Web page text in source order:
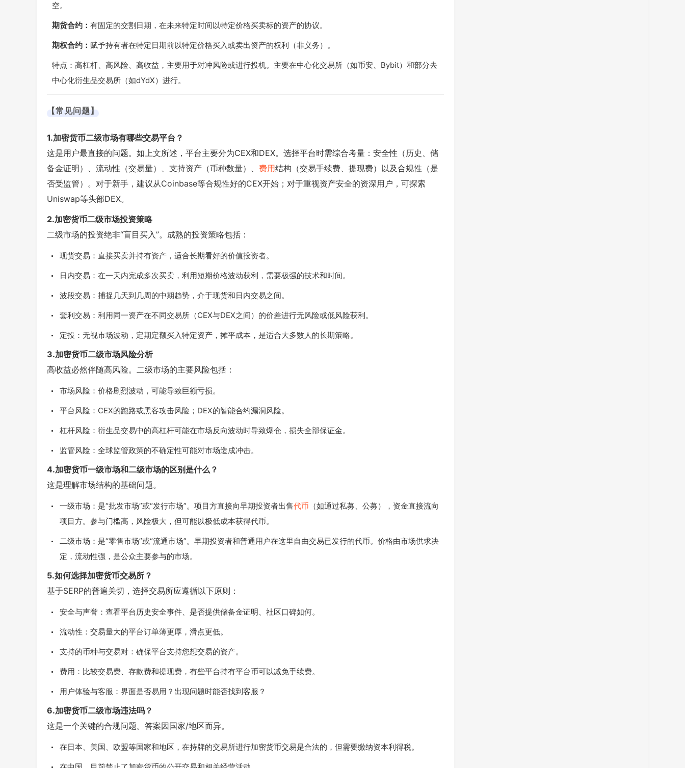
空。
期货合约： 有固定的交割日期，在未来特定时间以特定价格买卖标的资产的协议。
期权合约： 赋予持有者在特定日期前以特定价格买入或卖出资产的权利（非义务）。
特点：高杠杆、高风险、高收益，主要用于对冲风险或进行投机。主要在中心化交易所（如币安、Bybit）和部分去
中心化衍生品交易所（如dYdX）进行。
【常见问题】
1.加密货币二级市场有哪些交易平台？
这是用户最直接的问题。如上文所述，平台主要分为CEX和DEX。选择平台时需综合考量：安全性（历史、储
备金证明）、流动性（交易量）、支持资产（币种数量）、 费用结构（交易手续费、提现费）以及合规性（是
否受监管）。对于新手，建议从Coinbase等合规性好的CEX开始；对于重视资产安全的资深用户，可探索
Uniswap等头部DEX。
2.加密货币二级市场投资策略
二级市场的投资绝非“盲目买入”。成熟的投资策略包括：
现货交易：直接买卖并持有资产，适合长期看好的价值投资者。
日内交易：在一天内完成多次买卖，利用短期价格波动获利，需要极强的技术和时间。
波段交易：捕捉几天到几周的中期趋势，介于现货和日内交易之间。
套利交易：利用同一资产在不同交易所（CEX与DEX之间）的价差进行无风险或低风险获利。
定投：无视市场波动，定期定额买入特定资产，摊平成本，是适合大多数人的长期策略。
3.加密货币二级市场风险分析
高收益必然伴随高风险。二级市场的主要风险包括：
市场风险：价格剧烈波动，可能导致巨额亏损。
平台风险：CEX的跑路或黑客攻击风险；DEX的智能合约漏洞风险。
杠杆风险：衍生品交易中的高杠杆可能在市场反向波动时导致爆仓，损失全部保证金。
监管风险：全球监管政策的不确定性可能对市场造成冲击。
4.加密货币一级市场和二级市场的区别是什么？
这是理解市场结构的基础问题。
一级市场：是“批发市场”或“发行市场”。项目方直接向早期投资者出售代币 （如通过私募、公募），资金直接流向
项目方。参与门槛高，风险极大，但可能以极低成本获得代币。
二级市场：是“零售市场”或“流通市场”。早期投资者和普通用户在这里自由交易已发行的代币。价格由市场供求决
定，流动性强，是公众主要参与的市场。
5.如何选择加密货币交易所？
基于SERP的普遍关切，选择交易所应遵循以下原则：
安全与声誉：查看平台历史安全事件、是否提供储备金证明、社区口碑如何。
流动性：交易量大的平台订单薄更厚，滑点更低。
支持的币种与交易对：确保平台支持您想交易的资产。
费用：比较交易费、存款费和提现费，有些平台持有平台币可以减免手续费。
用户体验与客服：界面是否易用？出现问题时能否找到客服？
6.加密货币二级市场违法吗？
这是一个关键的合规问题。答案因国家/地区而异。
在日本、美国、欧盟等国家和地区，在持牌的交易所进行加密货币交易是合法的，但需要缴纳资本利得税。